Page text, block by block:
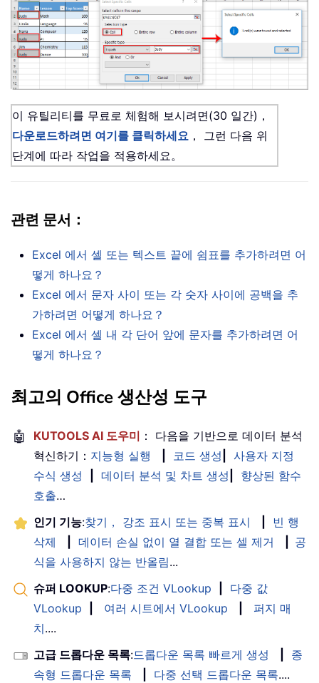
이 유틸리티를 무료로 체험해 보시려면(30 일간)，
다운로드하려면 여기를 클릭하세요 ， 그런 다음 위
단계에 따라 작업을 적용하세요。
관련 문서：
Excel 에서 셀 또는 텍스트 끝에 쉼표를 추가하려면 어
떻게 하나요？
Excel 에서 문자 사이 또는 각 숫자 사이에 공백을 추
가하려면 어떻게 하나요？
Excel 에서 셀 내 각 단어 앞에 문자를 추가하려면 어
떻게 하나요？
최고의 Office 생산성 도구
🤖 KUTOOLS AI 도우미 ： 다음을 기반으로 데이터 분석
혁신하기： 지능형 실행 코드 생성
사용자 지정
수식 생성
데이터 분석 및 차트 생성
향상된 함수
호출…
인기 기능:찾기， 강조 표시 또는 중복 표시
빈 행
삭제
데이터 손실 없이 열 결합 또는 셀 제거
공
식을 사용하지 않는 반올림...
슈퍼 LOOKUP:다중 조건 VLookup
다중 값
VLookup
여러 시트에서 VLookup
퍼지 매
치....
고급 드롭다운 목록:드롭다운 목록 빠르게 생성
종
속형 드롭다운 목록
다중 선택 드롭다운 목록....